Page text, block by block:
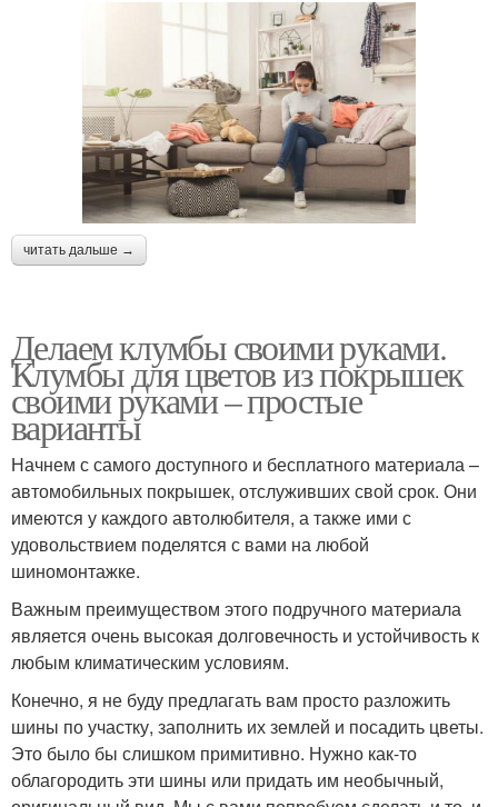
читать дальше →
Делаем клумбы своими руками.
Клумбы для цветов из покрышек
своими руками – простые
варианты
Начнем с самого доступного и бесплатного материала –
автомобильных покрышек, отслуживших свой срок. Они
имеются у каждого автолюбителя, а также ими с
удовольствием поделятся с вами на любой
шиномонтажке.
Важным преимуществом этого подручного материала
является очень высокая долговечность и устойчивость к
любым климатическим условиям.
Конечно, я не буду предлагать вам просто разложить
шины по участку, заполнить их землей и посадить цветы.
Это было бы слишком примитивно. Нужно как-то
облагородить эти шины или придать им необычный,